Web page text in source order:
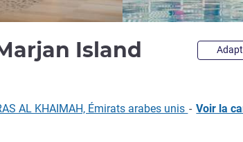
Island 5 étoiles
AL KHAIMAH, Émirats arabes unis - Voir la